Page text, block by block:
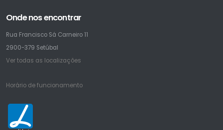
Onde nos encontrar
Rua Francisco Sá Carneiro 11
2900-379 Setúbal
Ver todas as localizações
Horário de funcionamento